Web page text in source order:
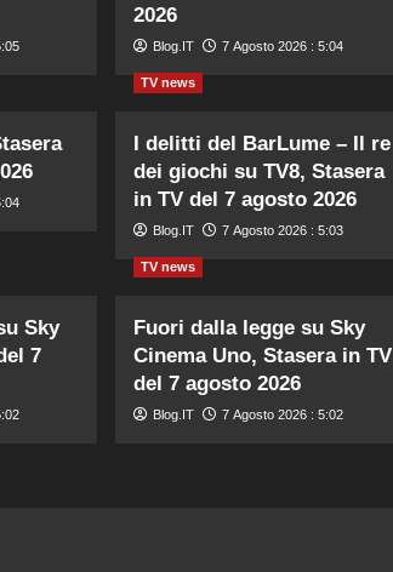
2026
Blog.IT 7 Agosto 2026 : 5:04
TV news
I delitti del BarLume – Il re
dei giochi su TV8, Stasera
in TV del 7 agosto 2026
Blog.IT 7 Agosto 2026 : 5:03
Sky
7
TV news
Fuori dalla legge su Sky
Cinema Uno, Stasera in TV
del 7 agosto 2026
Blog.IT 7 Agosto 2026 : 5:02